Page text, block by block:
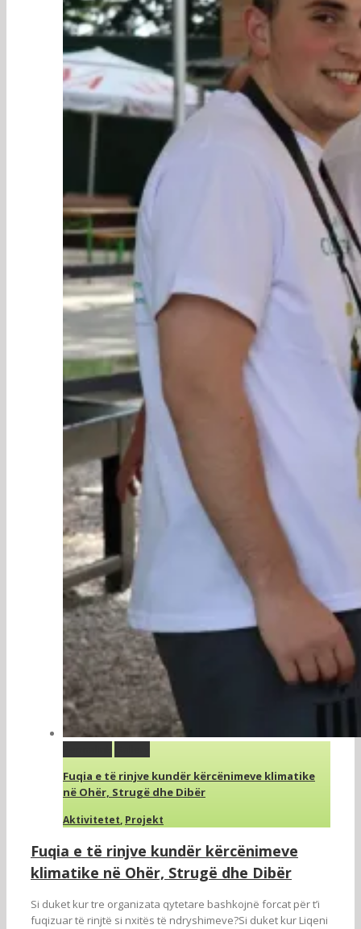
Fuqia e të rinjve kundër kërcënimeve klimatike
në Ohër, Strugë dhe Dibër
Aktivitetet, Projekt
Fuqia e të rinjve kundër kërcënimeve
klimatike në Ohër, Strugë dhe Dibër
Si duket kur tre organizata qytetare bashkojnë forcat për t’i
fuqizuar të rinjtë si nxitës të ndryshimeve?Si duket kur Liqeni